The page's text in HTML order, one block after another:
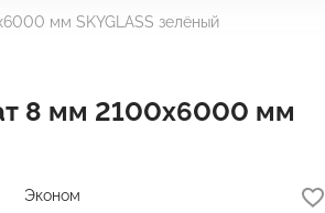
мм SKYGLASS зелёный
8 мм 2100x6000 мм
Эконом